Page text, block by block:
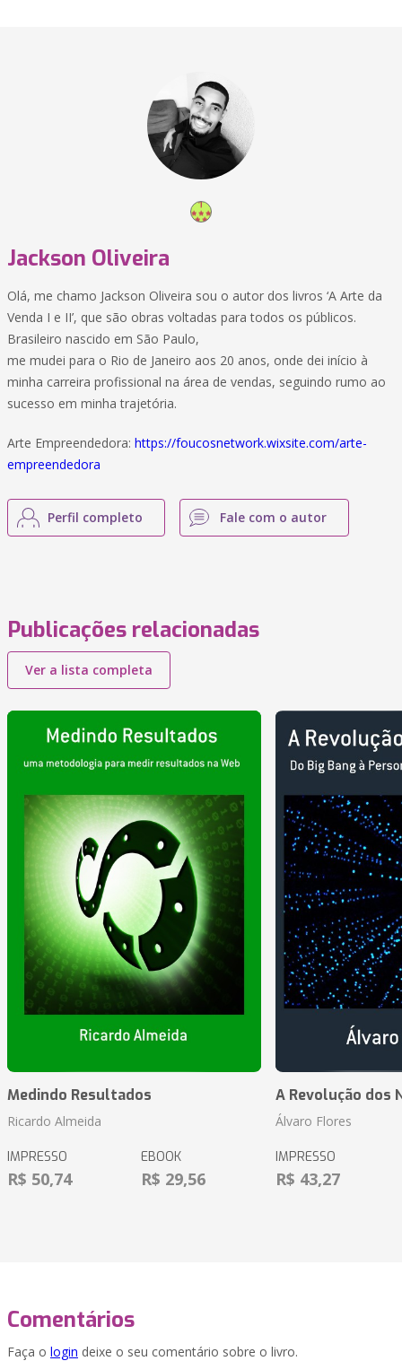
Jackson Oliveira
Olá, me chamo Jackson Oliveira sou o autor dos livros ‘A Arte da
Venda I e II’, que são obras voltadas para todos os públicos.
Brasileiro nascido em São Paulo,
me mudei para o Rio de Janeiro aos 20 anos, onde dei início à
minha carreira profissional na área de vendas, seguindo rumo ao
sucesso em minha trajetória.
Arte Empreendedora: https://foucosnetwork.wixsite.com/arte-
empreendedora
Perfil completo Fale com o autor
Publicações relacionadas
Ver a lista completa
Medindo Resultados
Ricardo Almeida
IMPRESSO
R$ 50,74
EBOOK
R$ 29,56
A Revolução dos
Álvaro Flores
IMPRESSO
R$ 43,27
Comentários
Faça o login deixe o seu comentário sobre o livro.